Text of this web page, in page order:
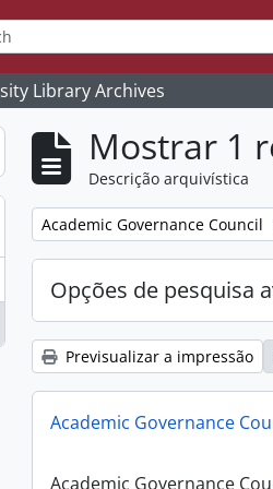
Library Archives
Mostrar 1
Descrição arquivística
Remove filter:
Academic Governance Council
Opções de pesquisa
Previsualizar a impressão
Academic Governance
Academic Governance